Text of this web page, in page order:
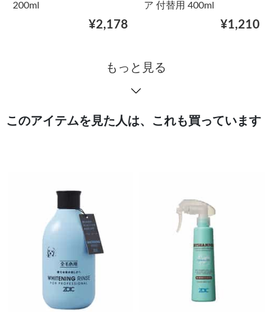
200ml
¥2,178
ア 付替用 400ml
¥1,210
もっと見る
このアイテムを見た人は、これも買っています